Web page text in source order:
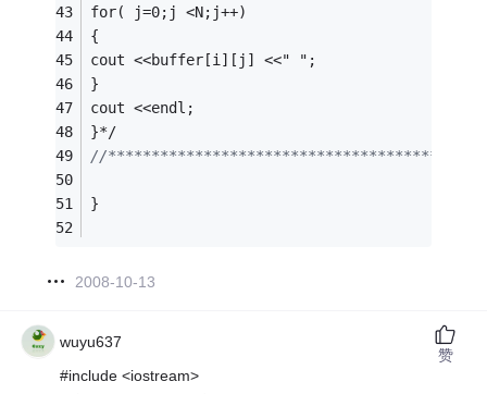
for( j=0;j <N;j++)
{
cout <<buffer[i][j] <<" ";
}
cout <<endl;
}*/
//
}
2008-10-13
wuyu637
#include <iostream>
赞